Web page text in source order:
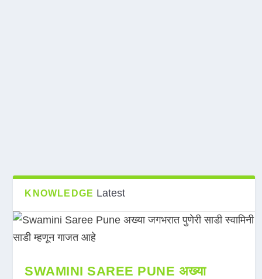
KNOWLEDGE Latest
SWAMINI SAREE PUNE अख्या